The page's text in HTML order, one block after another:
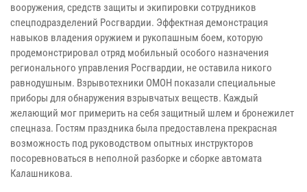
вооружения, средств защиты и экипировки сотрудников
спецподразделений Росгвардии. Эффектная демонстрация
навыков владения оружием и рукопашным боем, которую
продемонстрировал отряд мобильный особого назначения
регионального управления Росгвардии, не оставила никого
равнодушным. Взрывотехники ОМОН показали специальные
приборы для обнаружения взрывчатых веществ. Каждый
желающий мог примерить на себя защитный шлем и бронежилет
спецназа. Гостям праздника была предоставлена прекрасная
возможность под руководством опытных инструкторов
посоревноваться в неполной разборке и сборке автомата
Калашникова.